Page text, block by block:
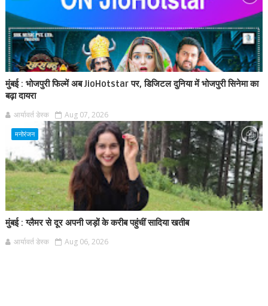
मुंबई : भोजपुरी फिल्में अब JioHotstar पर, डिजिटल दुनिया में भोजपुरी सिनेमा का
बढ़ा दायरा
आर्यावर्त डेस्क Aug 07, 2026
मनोरंजन
मुंबई : ग्लैमर से दूर अपनी जड़ों के करीब पहुंचीं सादिया खतीब
आर्यावर्त डेस्क Aug 06, 2026